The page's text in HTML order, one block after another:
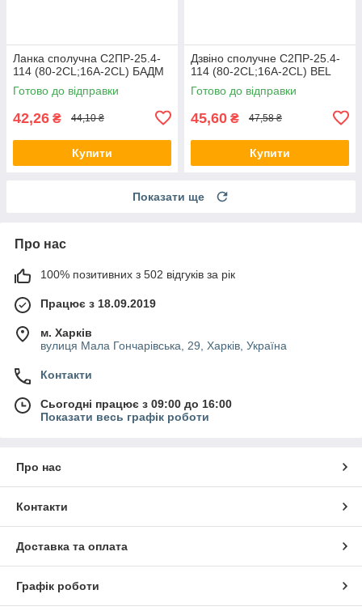
Ланка сполучна С2ПР-25.4-
114 (80-2CL;16A-2CL) БАДМ
Готово до відправки
42,26 ₴ 44,10 ₴
Купити
Дзвіно сполучне С2ПР-25.4-
114 (80-2CL;16A-2CL) BEL
Готово до відправки
45,60 ₴ 47,58 ₴
Купити
Показати ще
Про нас
100% позитивних з 502 відгуків за рік
Працює з 18.09.2019
м. Харків
вулиця Мала Гончарівська, 29, Харків, Україна
Контакти
Сьогодні працює з 09:00 до 16:00
Показати весь графік роботи
Про нас
Контакти
Доставка та оплата
Графік роботи